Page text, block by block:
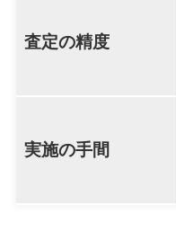
査定の精度
実施の手間